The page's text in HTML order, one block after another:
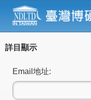
詳目顯示
Email地址: